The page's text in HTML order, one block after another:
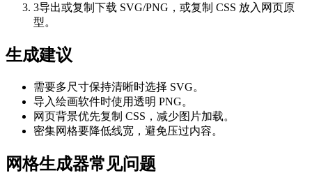
3导出或复制 下载 SVG/PNG，或复制 CSS 放入网页原
型。
生成建议
需要多尺寸保持清晰时选择 SVG。
导入绘画软件时使用透明 PNG。
网页背景优先复制 CSS，减少图片加载。
密集网格要降低线宽，避免压过内容。
网格生成器常见问题